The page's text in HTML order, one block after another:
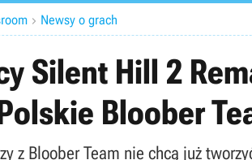
 Newsy o grach
Silent Hill 2
Bloober
z Bloober Team nie chcą już